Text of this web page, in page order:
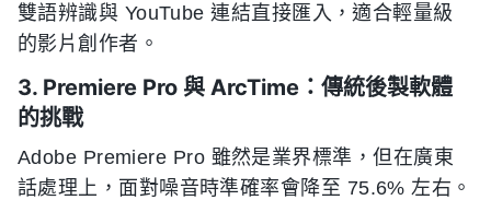
雙語辨識與 YouTube 連結直接匯入，適合輕量級
的影片創作者。
3. Premiere Pro 與 ArcTime：傳統後製軟體
的挑戰
Adobe Premiere Pro 雖然是業界標準，但在廣東
話處理上，面對噪音時準確率會降至 75.6% 左右。